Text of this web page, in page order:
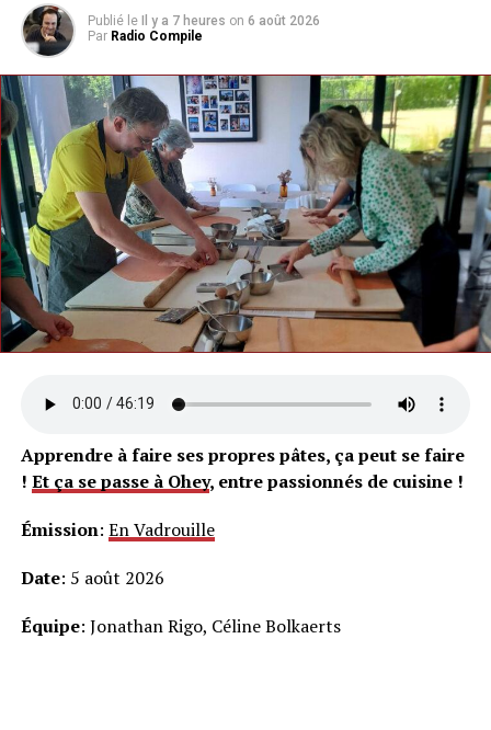
Publié le Il y a 7 heures on 6 août 2026
Par Radio Compile
Apprendre à faire ses propres pâtes, ça peut se faire
! Et ça se passe à Ohey, entre passionnés de cuisine !
Émission: En Vadrouille
Date: 5 août 2026
Équipe: Jonathan Rigo, Céline Bolkaerts